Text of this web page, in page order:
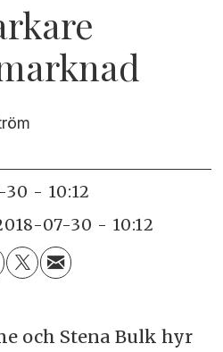
30 - 10:12
2018-07-30 - 10:12
och Stena Bulk hyr